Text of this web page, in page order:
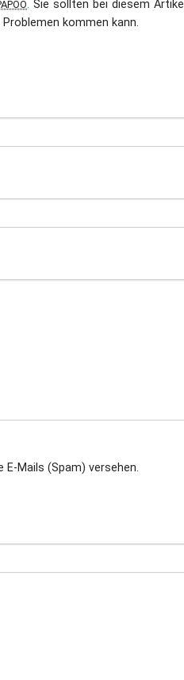
Termine
. Sie sollten bei diesem Artikel
kommen kann.
Mails (Spam) versehen.